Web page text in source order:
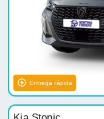
Entrega rápida